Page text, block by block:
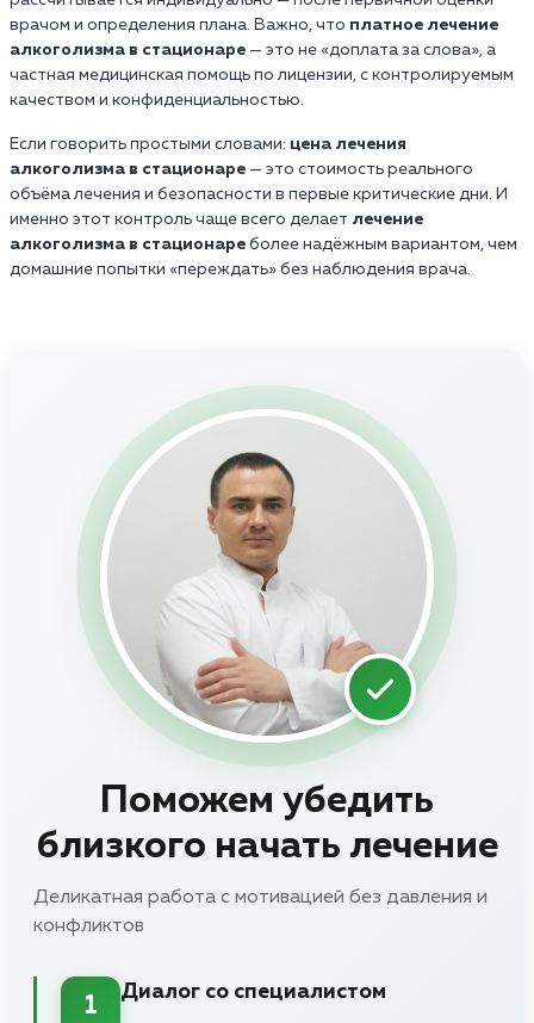
врачом и определения плана. Важно, что платное лечение
алкоголизма в стационаре — это не «доплата за слова», а
частная медицинская помощь по лицензии, с контролируемым
качеством и конфиденциальностью.
Если говорить простыми словами: цена лечения
алкоголизма в стационаре — это стоимость реального
объёма лечения и безопасности в первые критические дни. И
именно этот контроль чаще всего делает лечение
алкоголизма в стационаре более надёжным вариантом, чем
домашние попытки «переждать» без наблюдения врача.
Поможем убедить
близкого начать лечение
Деликатная работа с мотивацией без давления и
конфликтов
1
Диалог со специалистом